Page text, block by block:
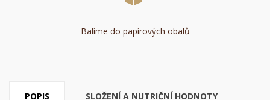
Balíme do papírových obalů
POPIS SLOŽENÍ A NUTRIČNÍ HODNOTY